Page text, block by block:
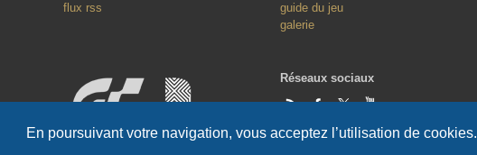
En poursuivant votre navigation, vous acceptez l’utilisation de cookies.
flux rss
guide du jeu
galerie
Réseaux sociaux